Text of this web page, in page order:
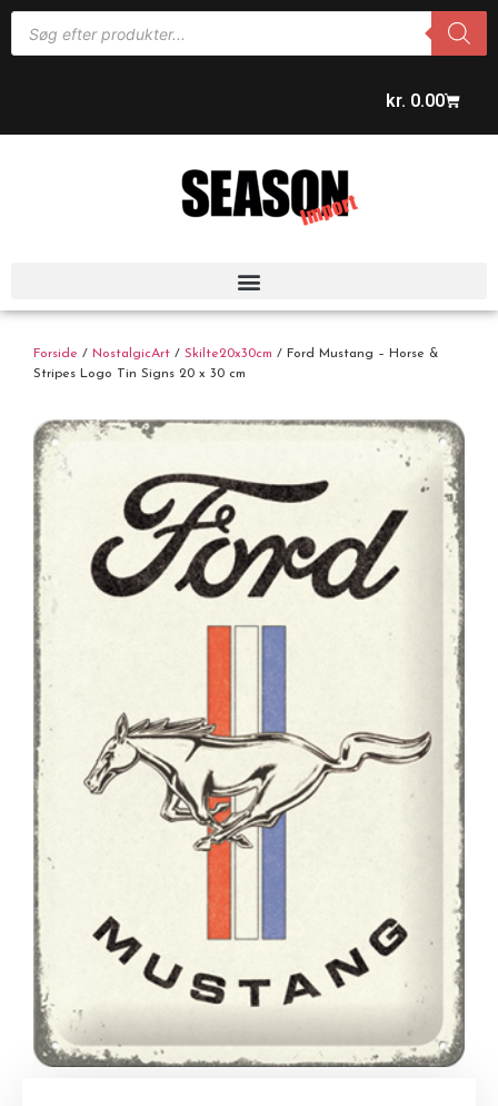
kr. 0.00
Forside / NostalgicArt / Skilte20x30cm / Ford Mustang – Horse &
Stripes Logo Tin Signs 20 x 30 cm